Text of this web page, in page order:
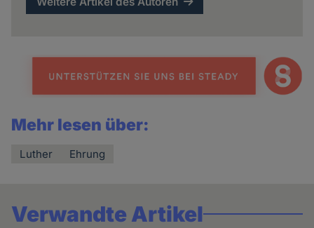
Mehr lesen über:
Luther Ehrung
Verwandte Artikel